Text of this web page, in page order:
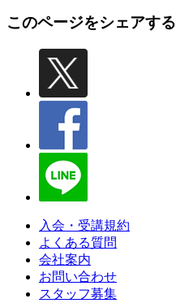
このページをシェアする
入会・受講規約
よくある質問
会社案内
お問い合わせ
スタッフ募集